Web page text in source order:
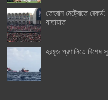
তেহরান মেট্রোতে রেকর্ড:
যাতায়াত
হরমুজ প্রণালিতে বিশেষ